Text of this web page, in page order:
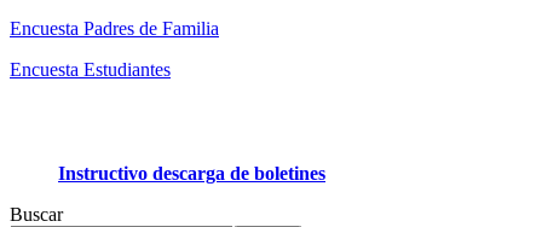
Encuesta Padres de Familia
Encuesta Estudiantes
Instructivo descarga de boletines
Buscar